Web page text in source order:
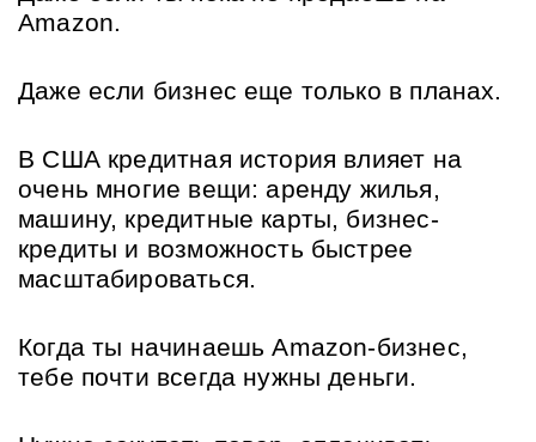
Amazon.
Даже если бизнес еще только в планах.
В США кредитная история влияет на
очень многие вещи: аренду жилья,
машину, кредитные карты, бизнес-
кредиты и возможность быстрее
масштабироваться.
Когда ты начинаешь Amazon-бизнес,
тебе почти всегда нужны деньги.